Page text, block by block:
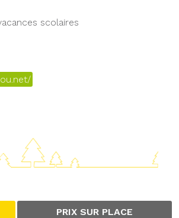
scolaires
PRIX SUR PLACE